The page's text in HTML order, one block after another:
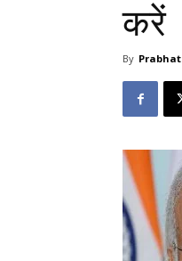
करें
By Prabhat